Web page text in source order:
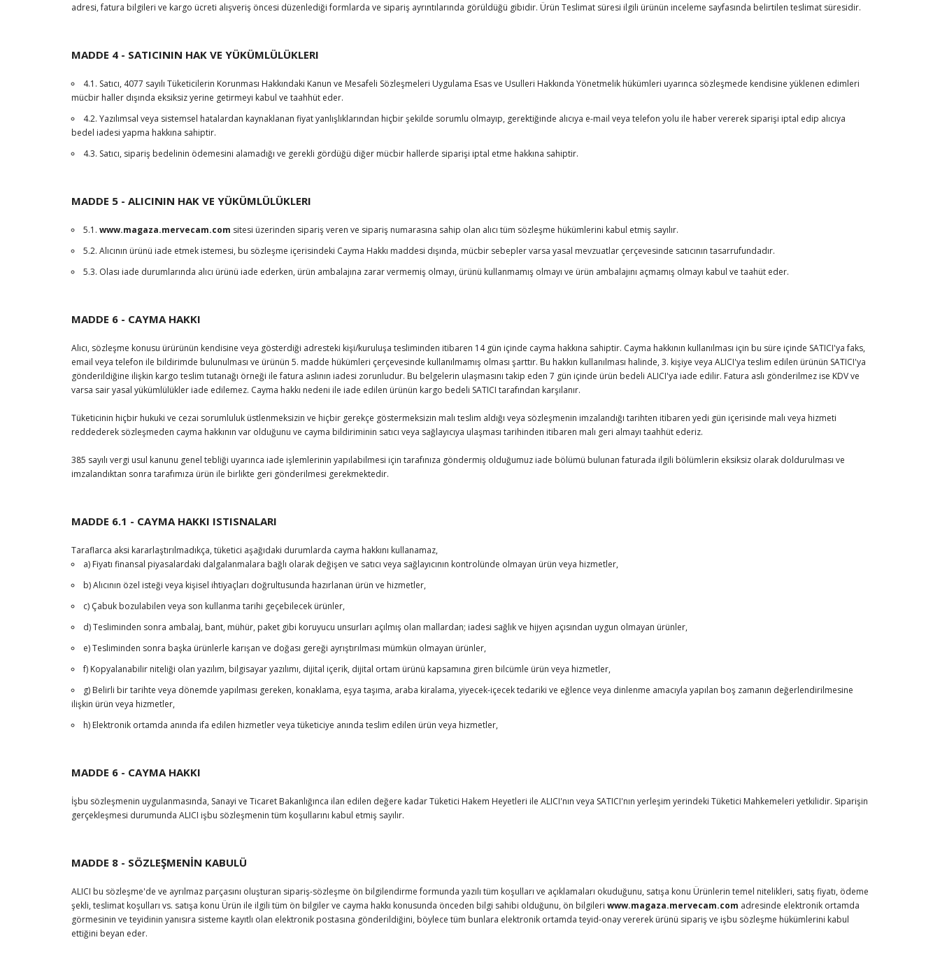
adresi, fatura bilgileri ve kargo ücreti alışveriş öncesi düzenlediği formlarda ve sipariş ayrıntılarında görüldüğü gibidir. Ürün Teslimat süresi ilgili ürünün inceleme sayfasında belirtilen teslimat süresidir.
MADDE 4 - SATICININ HAK VE YÜKÜMLÜLÜKLERI
4.1. Satıcı, 4077 sayılı Tüketicilerin Korunması Hakkındaki Kanun ve Mesafeli Sözleşmeleri Uygulama Esas ve Usulleri Hakkında Yönetmelik hükümleri uyarınca sözleşmede kendisine yüklenen edimleri
mücbir haller dışında eksiksiz yerine getirmeyi kabul ve taahhüt eder.
4.2. Yazılımsal veya sistemsel hatalardan kaynaklanan fiyat yanlışlıklarından hiçbir şekilde sorumlu olmayıp, gerektiğinde alıcıya e-mail veya telefon yolu ile haber vererek siparişi iptal edip alıcıya
bedel iadesi yapma hakkına sahiptir.
4.3. Satıcı, sipariş bedelinin ödemesini alamadığı ve gerekli gördüğü diğer mücbir hallerde siparişi iptal etme hakkına sahiptir.
MADDE 5 - ALICININ HAK VE YÜKÜMLÜLÜKLERI
5.1. www.magaza.mervecam.com sitesi üzerinden sipariş veren ve sipariş numarasına sahip olan alıcı tüm sözleşme hükümlerini kabul etmiş sayılır.
5.2. Alıcının ürünü iade etmek istemesi, bu sözleşme içerisindeki Cayma Hakkı maddesi dışında, mücbir sebepler varsa yasal mevzuatlar çerçevesinde satıcının tasarrufundadır.
5.3. Olası iade durumlarında alıcı ürünü iade ederken, ürün ambalajına zarar vermemiş olmayı, ürünü kullanmamış olmayı ve ürün ambalajını açmamış olmayı kabul ve taahüt eder.
MADDE 6 - CAYMA HAKKI
Alıcı, sözleşme konusu ürürünün kendisine veya gösterdiği adresteki kişi/kuruluşa tesliminden itibaren 14 gün içinde cayma hakkına sahiptir. Cayma hakkının kullanılması için bu süre içinde SATICI'ya faks,
email veya telefon ile bildirimde bulunulması ve ürünün 5. madde hükümleri çerçevesinde kullanılmamış olması şarttır. Bu hakkın kullanılması halinde, 3. kişiye veya ALICI'ya teslim edilen ürünün SATICI'ya
gönderildiğine ilişkin kargo teslim tutanağı örneği ile fatura aslının iadesi zorunludur. Bu belgelerin ulaşmasını takip eden 7 gün içinde ürün bedeli ALICI'ya iade edilir. Fatura aslı gönderilmez ise KDV ve
varsa sair yasal yükümlülükler iade edilemez. Cayma hakkı nedeni ile iade edilen ürünün kargo bedeli SATICI tarafından karşılanır.
Tüketicinin hiçbir hukuki ve cezai sorumluluk üstlenmeksizin ve hiçbir gerekçe göstermeksizin malı teslim aldığı veya sözleşmenin imzalandığı tarihten itibaren yedi gün içerisinde malı veya hizmeti
reddederek sözleşmeden cayma hakkının var olduğunu ve cayma bildiriminin satıcı veya sağlayıcıya ulaşması tarihinden itibaren malı geri almayı taahhüt ederiz.
385 sayılı vergi usul kanunu genel tebliği uyarınca iade işlemlerinin yapılabilmesi için tarafınıza göndermiş olduğumuz iade bölümü bulunan faturada ilgili bölümlerin eksiksiz olarak doldurulması ve
imzalandıktan sonra tarafımıza ürün ile birlikte geri gönderilmesi gerekmektedir.
MADDE 6.1 - CAYMA HAKKI ISTISNALARI
Taraflarca aksi kararlaştırılmadıkça, tüketici aşağıdaki durumlarda cayma hakkını kullanamaz,
a) Fiyatı finansal piyasalardaki dalgalanmalara bağlı olarak değişen ve satıcı veya sağlayıcının kontrolünde olmayan ürün veya hizmetler,
b) Alıcının özel isteği veya kişisel ihtiyaçları doğrultusunda hazırlanan ürün ve hizmetler,
c) Çabuk bozulabilen veya son kullanma tarihi geçebilecek ürünler,
d) Tesliminden sonra ambalaj, bant, mühür, paket gibi koruyucu unsurları açılmış olan mallardan; iadesi sağlık ve hijyen açısından uygun olmayan ürünler,
e) Tesliminden sonra başka ürünlerle karışan ve doğası gereği ayrıştırılması mümkün olmayan ürünler,
f) Kopyalanabilir niteliği olan yazılım, bilgisayar yazılımı, dijital içerik, dijital ortam ürünü kapsamına giren bilcümle ürün veya hizmetler,
g) Belirli bir tarihte veya dönemde yapılması gereken, konaklama, eşya taşıma, araba kiralama, yiyecek-içecek tedariki ve eğlence veya dinlenme amacıyla yapılan boş zamanın değerlendirilmesine
ilişkin ürün veya hizmetler,
h) Elektronik ortamda anında ifa edilen hizmetler veya tüketiciye anında teslim edilen ürün veya hizmetler,
MADDE 6 - CAYMA HAKKI
İşbu sözleşmenin uygulanmasında, Sanayi ve Ticaret Bakanlığınca ilan edilen değere kadar Tüketici Hakem Heyetleri ile ALICI'nın veya SATICI'nın yerleşim yerindeki Tüketici Mahkemeleri yetkilidir. Siparişin
gerçekleşmesi durumunda ALICI işbu sözleşmenin tüm koşullarını kabul etmiş sayılır.
MADDE 8 - SÖZLEŞMENİN KABULÜ
ALICI bu sözleşme'de ve ayrılmaz parçasını oluşturan sipariş-sözleşme ön bilgilendirme formunda yazılı tüm koşulları ve açıklamaları okuduğunu, satışa konu Ürünlerin temel nitelikleri, satış fiyatı, ödeme
şekli, teslimat koşulları vs. satışa konu Ürün ile ilgili tüm ön bilgiler ve cayma hakkı konusunda önceden bilgi sahibi olduğunu, ön bilgileri www.magaza.mervecam.com adresinde elektronik ortamda
görmesinin ve teyidinin yanısıra sisteme kayıtlı olan elektronik postasına gönderildiğini, böylece tüm bunlara elektronik ortamda teyid-onay vererek ürünü sipariş ve işbu sözleşme hükümlerini kabul
ettiğini beyan eder.